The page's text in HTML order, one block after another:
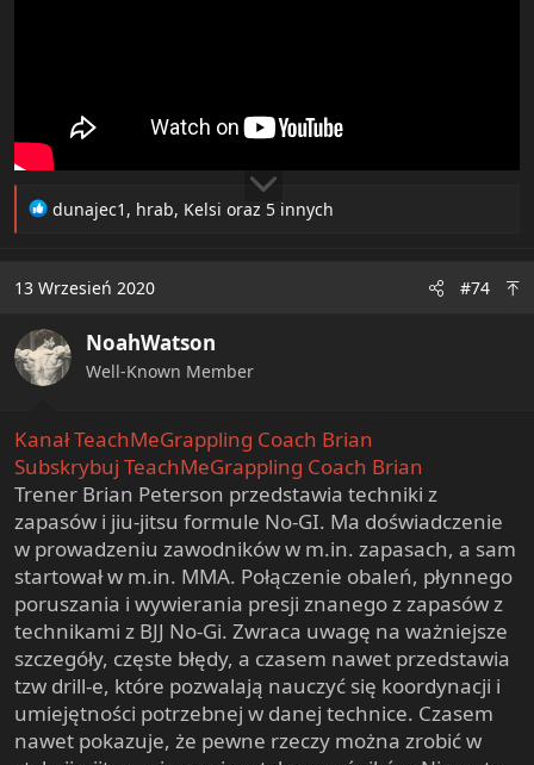
R
t
o
n
s
dunajec1 , hrab, Kelsi oraz 5 innych
13 Wrzesień 2020 #74
NoahWatson
Well-Known Member
Kanał TeachMeGrappling Coach Brian
Subskrybuj TeachMeGrappling Coach Brian
Trener Brian Peterson przedstawia techniki z
zapasów i jiu-jitsu formule No-GI. Ma doświadczenie
w prowadzeniu zawodników w m.in. zapasach, a sam
startował w m.in. MMA. Połączenie obaleń, płynnego
poruszania i wywierania presji znanego z zapasów z
technikami z BJJ No-Gi. Zwraca uwagę na ważniejsze
szczegóły, częste błędy, a czasem nawet przedstawia
tzw drill-e, które pozwalają nauczyć się koordynacji i
umiejętności potrzebnej w danej technice. Czasem
nawet pokazuje, że pewne rzeczy można zrobić w